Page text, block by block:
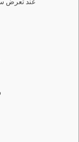
عند تعرض